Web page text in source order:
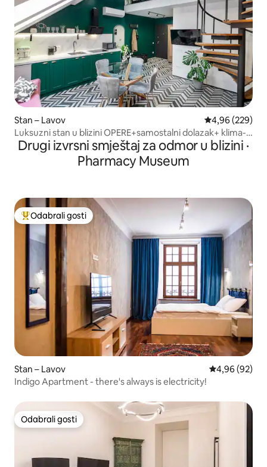
Stan – Lavov Prosječna
4,96 (229)
Luksuzni stan u blizini OPERE+samostalni dolazak+ klima-
uređaj+Netflix
Drugi izvrsni smještaj za odmor u blizini ·
Pharmacy Museum
Među najviše rangiranima s oznakom „Odabrali gosti”
Odabrali gosti
Stan – Lavov Prosječna
4,96 (92)
Indigo Apartment - there's always is electricity!
Odabrali gosti
Odabrali gosti